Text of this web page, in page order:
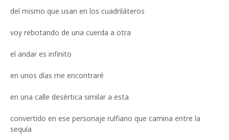
del mismo que usan en los cuadriláteros
voy rebotando de una cuerda a otra
el andar es infinito
en unos días me encontraré
en una calle desértica similar a esta
convertido en ese personaje rulfiano que camina entre la
sequía